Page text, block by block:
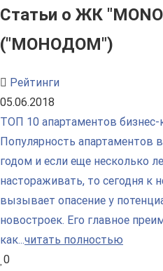
Статьи о ЖК
("МОНОДОМ")
Рейтинги
05.06.2018
ТОП 10 апартаментов бизнес-
Популярность апартаментов
годом и если еще несколько
настораживать, то сегодня к
вызывает опасение у
новостроек. Его главное
как...читать полностью
0